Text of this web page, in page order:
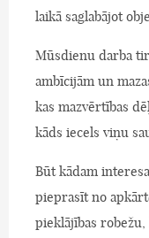
laikā saglabājot
Mūsdienu darba
ambīcijām un
kas mazvērtības
kāds iecels viņu
Būt kādam
pieprasīt no
pieklājības robežu,